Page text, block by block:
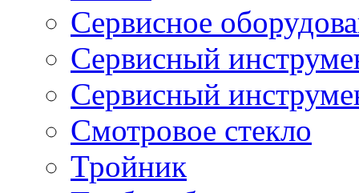
Сервисное
Сервисный
Сервисный
Смотровое стекло
Тройник